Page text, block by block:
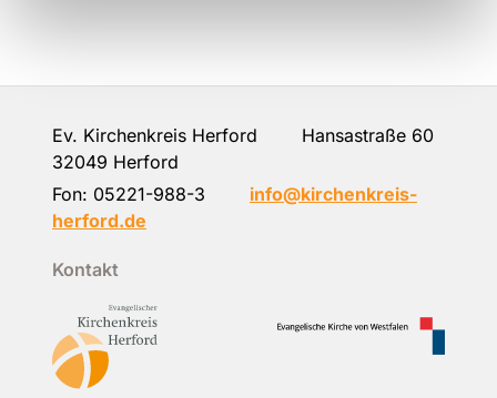
Ev. Kirchenkreis Herford Hansastraße 60
32049 Herford
Fon: 05221-988-3
info@kirchenkreis-
herford.de
Kontakt